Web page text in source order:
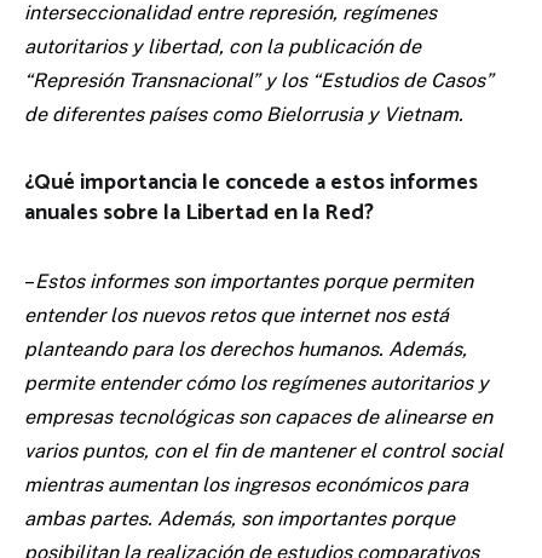
interseccionalidad entre represión, regímenes
autoritarios y libertad, con la publicación de
“Represión Transnacional” y los “Estudios de Casos”
de diferentes países como Bielorrusia y Vietnam.
¿Qué importancia le concede a estos informes
anuales sobre la Libertad en la Red?
–Estos informes son importantes porque permiten
entender los nuevos retos que internet nos está
planteando para los derechos humanos. Además,
permite entender cómo los regímenes autoritarios y
empresas tecnológicas son capaces de alinearseen
varios puntos, con el fin de mantener el control social
mientras aumentan los ingresos económicos para
ambas partes. Además, son importantes porque
posibilitan la realización de estudios comparativos